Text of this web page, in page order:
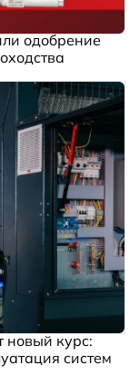
одобрение
новый курс:
систем